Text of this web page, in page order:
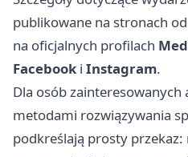
publikowane na stronach
na oficjalnych profilach
Facebook i Instagram.
Dla osób
metodami rozwiązywania
podkreślają prosty